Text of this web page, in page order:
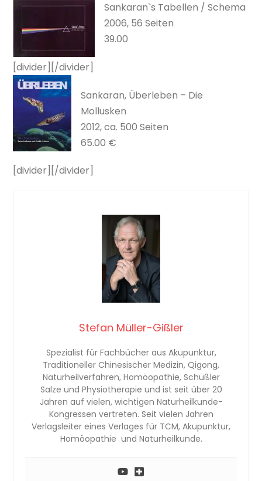
Sankaran`s Tabellen / Schema
2006, 56 Seiten
39.00
[divider][/divider]
Sankaran, Überleben – Die
Mollusken
2012, ca. 500 Seiten
65.00 €
[divider][/divider]
Stefan Müller-Gißler
Spezialist für Fachbücher aus Akupunktur,
Traditioneller Chinesischer Medizin, Qigong,
Naturheilverfahren, Homöopathie, Schüßler
Salze und Physiotherapie und ist seit über 20
Jahren auf vielen, wichtigen Naturheilkunde-
Kongressen vertreten. Seit vielen Jahren
Verlagsleiter eines Verlages für TCM, Akupunktur,
Homöopathie und Naturheilkunde.